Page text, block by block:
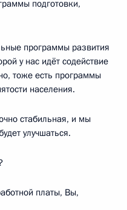
подготовки,
программы развития
у нас идёт содействие
тоже есть программы
населения.
стабильная, и мы
улучшаться.
платы, Вы,